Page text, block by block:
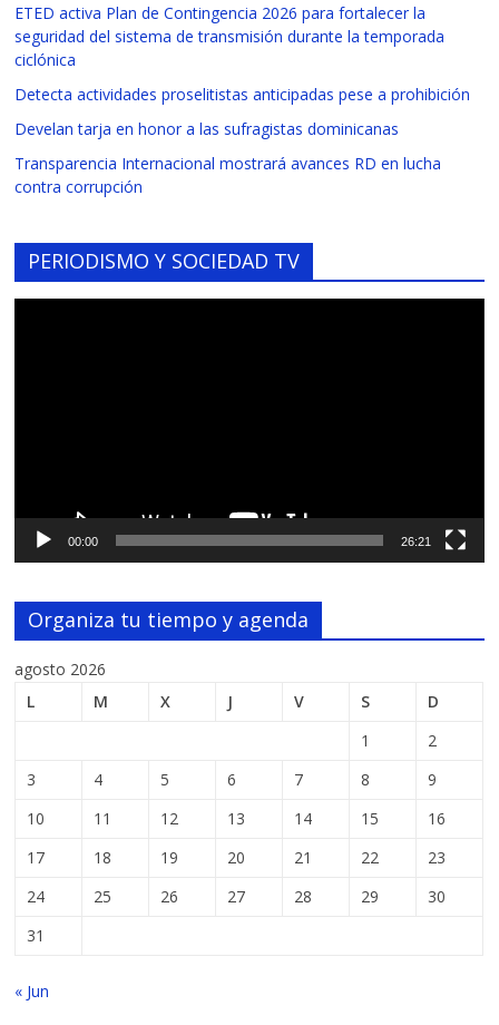
ETED activa Plan de Contingencia 2026 para fortalecer la
seguridad del sistema de transmisión durante la temporada
ciclónica
Detecta actividades proselitistas anticipadas pese a prohibición
Develan tarja en honor a las sufragistas dominicanas
Transparencia Internacional mostrará avances RD en lucha
contra corrupción
PERIODISMO Y SOCIEDAD TV
00:00 26:21
Organiza tu tiempo y agenda
agosto 2026
L
M X J V S
D
1
2
3
4 5 6 7 8
9
10
11 12 13 14 15
16
17
18 19 20 21 22
23
24
25 26 27 28 29
30
31
« Jun